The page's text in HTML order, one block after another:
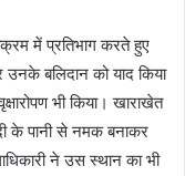
में प्रतिभाग करते हुए
उनके बलिदान को याद किया
भी किया। खाराखेत
के पानी से नमक बनाकर
ने उस स्थान का भी